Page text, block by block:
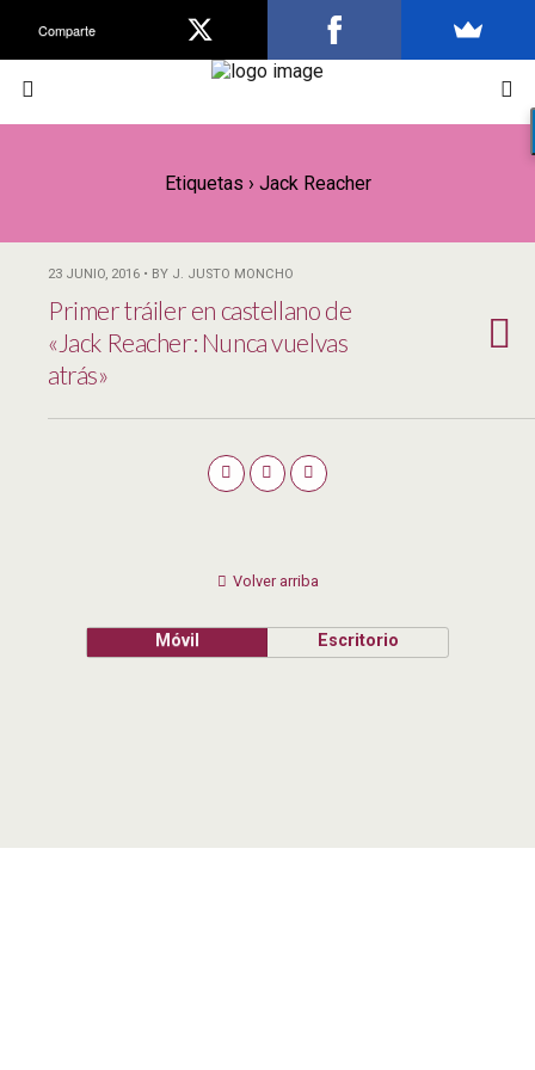
Etiquetas › Jack Reacher
23 JUNIO, 2016 • BY J. JUSTO MONCHO
Primer tráiler en castellano de
«Jack Reacher: Nunca vuelvas
atrás»
Volver arriba
Móvil Escritorio
Comparte